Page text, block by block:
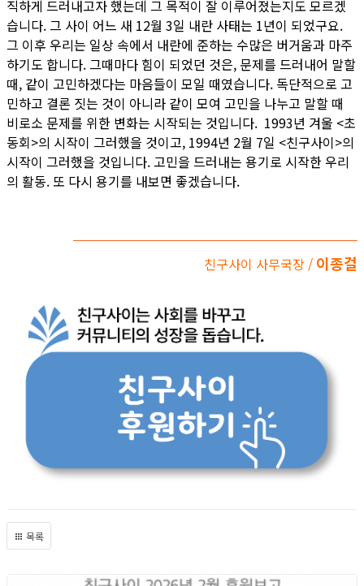
직하게 드러내고자 했는데 그 목적이 잘 이루어졌는지도 모르겠
습니다. 그 사이 어느 새 12월 3일 내란 사태는 1년이 되었구요.
그 이후 우리는 일상 속에서 내란에 준하는 수많은 버거움과 마주
하기도 합니다. 그때마다 힘이 되었던 것은, 문제를 드러내어 말할
때, 같이 고민하겠다는 마음들이 모일 때였습니다. 독단적으로 고
민하고 결론 짓는 것이 아니라 같이 모여 고민을 나누고 말할 때
비로소 문제를 위한 변화는 시작되는 것입니다. 1993년 겨울 <초
동회>의 시작이 그러했을 것이고, 1994년 2월 7일 <친구사이>의
시작이 그러했을 것입니다. 고민을 드러내는 용기로 시작한 우리
의 활동. 또 다시 용기를 내보면 좋겠습니다.
친구사이 사무국장 / 이종걸
목록